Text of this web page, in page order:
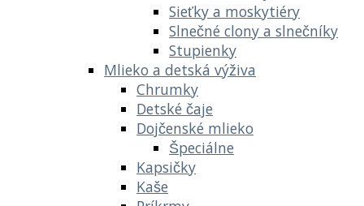
Sieťky a moskytiéry
Slnečné clony a slnečníky
Stupienky
Mlieko a detská výživa
Chrumky
Detské čaje
Dojčenské mlieko
Špeciálne
Kapsičky
Kaše